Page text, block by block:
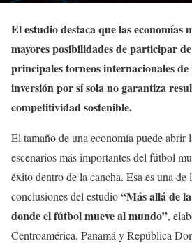
El estudio destaca que las economías
mayores posibilidades de participar
principales torneos internacionales
inversión por sí sola no garantiza
competitividad sostenible.
El tamaño de una economía puede abrir
escenarios más importantes del fútbol
éxito dentro de la cancha. Esa es una de
conclusiones del estudio“Más allá de
donde el fútbol mueve al mundo”,
Centroamérica, Panamá y República